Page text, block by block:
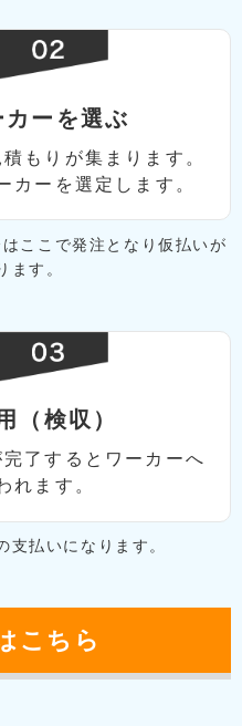
ーを選ぶ
もりが集まります。
カーを選定します。
ここで発注となり仮払いが
ます。
（検収）
了すると ワーカーへ
れます。
払いになります。
こちら